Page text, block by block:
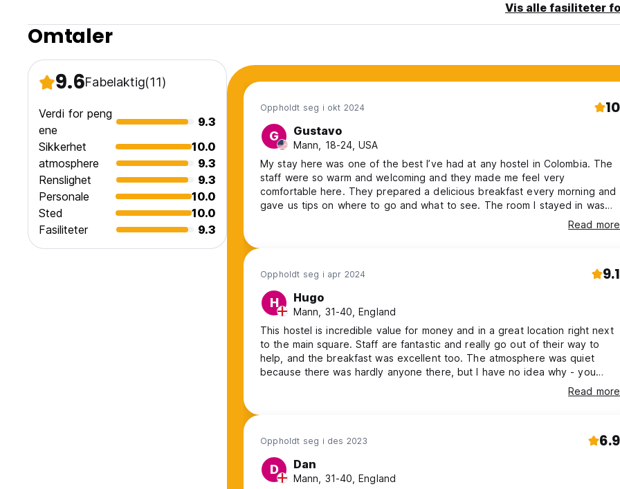
Vis alle fasiliteter
Omtaler
9.6Fabelaktig(11)
Verdi for peng
ene
9.3
Sikkerhet
10.0
atmosphere
9.3
Renslighet
9.3
Personale
10.0
Sted
10.0
Fasiliteter
9.3
Oppholdt seg i okt 2024 10
G Gustavo
Mann, 18-24, USA
My stay here was one of the best I’ve had at any hostel in Colombia. The
staff were so warm and welcoming and they made me feel very
comfortable here. They prepared a delicious breakfast every morning and
gave us tips on where to go and what to see. The room I stayed in was
also quite nice as I had it to myself and it was very clean. The bed was
comfortable with many pillows as well and plenty of electrical outlets in the
Read more
Oppholdt seg i apr 2024 9.1
H Hugo
Mann, 31-40, England
This hostel is incredible value for money and in a great location right next
to the main square. Staff are fantastic and really go out of their way to
help, and the breakfast was excellent too. The atmosphere was quiet
because there was hardly anyone there, but I have no idea why - you
Read more
Oppholdt seg i des 2023 6.9
D Dan
Mann, 31-40, England